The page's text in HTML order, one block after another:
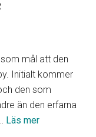
mål att den
Initialt kommer
den som
än den erfarna
Läs merom